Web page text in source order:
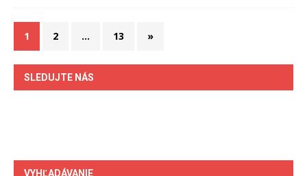
1 2 … 13 »
SLEDUJTE NÁS
VYHĽADÁVANIE